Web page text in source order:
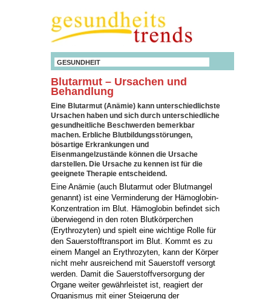
GESUNDHEIT
Blutarmut – Ursachen und
Behandlung
Eine Blutarmut (Anämie) kann unterschiedlichste
Ursachen haben und sich durch unterschiedliche
gesundheitliche Beschwerden bemerkbar
machen. Erbliche Blutbildungsstörungen,
bösartige Erkrankungen und
Eisenmangelzustände können die Ursache
darstellen. Die Ursache zu kennen ist für die
geeignete Therapie entscheidend.
Eine Anämie (auch Blutarmut oder Blutmangel
genannt) ist eine Verminderung der Hämoglobin-
Konzentration im Blut. Hämoglobin befindet sich
überwiegend in den roten Blutkörperchen
(Erythrozyten) und spielt eine wichtige Rolle für
den Sauerstofftransport im Blut. Kommt es zu
einem Mangel an Erythrozyten, kann der Körper
nicht mehr ausreichend mit Sauerstoff versorgt
werden. Damit die Sauerstoffversorgung der
Organe weiter gewährleistet ist, reagiert der
Organismus mit einer Steigerung der